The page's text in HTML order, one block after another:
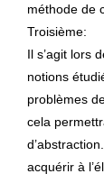
méthode de
Troisième:
Il s’agit lors
notions
problèmes
cela
acquérir à